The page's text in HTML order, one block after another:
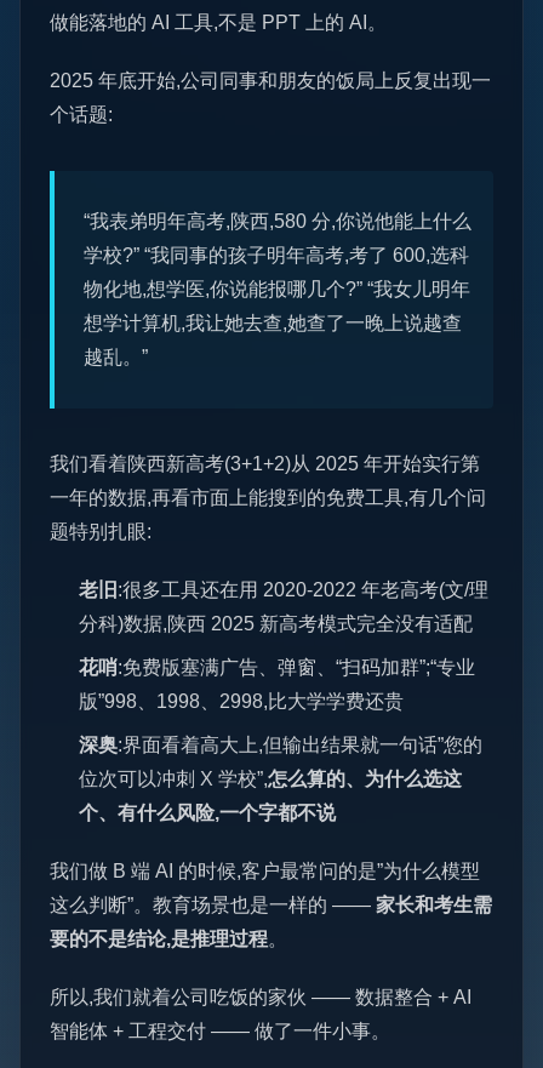
做能落地的 AI 工具,不是 PPT 上的 AI。
2025 年底开始,公司同事和朋友的饭局上反复出现一
个话题:
“我表弟明年高考,陕西,580 分,你说他能上什么
学校?” “我同事的孩子明年高考,考了 600,选科
物化地,想学医,你说能报哪几个?” “我女儿明年
想学计算机,我让她去查,她查了一晚上说越查
越乱。”
我们看着陕西新高考(3+1+2)从 2025 年开始实行第
一年的数据,再看市面上能搜到的免费工具,有几个问
题特别扎眼:
老旧 :很多工具还在用 2020-2022 年老高考(文/理
分科)数据,陕西 2025 新高考模式完全没有适配
花哨:免费版塞满广告、弹窗、“扫码加群”;“专业
版”998、1998、2998,比大学学费还贵
深奥:界面看着高大上,但输出结果就一句话”您的
位次可以冲刺 X 学校”,怎么算的、为什么选这
个、有什么风险,一个字都不说
我们做 B 端 AI 的时候,客户最常问的是”为什么模型
这么判断”。教育场景也是一样的 —— 家长和考生需
要的不是结论,是推理过程。
所以,我们就着公司吃饭的家伙 —— 数据整合 + AI
智能体 + 工程交付 —— 做了一件小事。